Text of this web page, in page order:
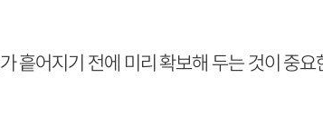
흩어지기 전에 미리 확보해 두는 것이 중요